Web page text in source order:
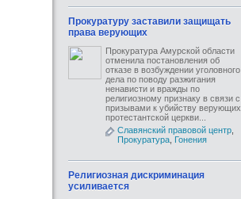
Прокуратуру заставили защищать
права верующих
Прокуратура Амурской области
отменила постановления об
отказе в возбуждении уголовного
дела по поводу разжигания
ненависти и вражды по
религиозному признаку в связи с
призывами к убийству верующих
протестантской церкви...
Славянский правовой центр
Прокуратура Гонения
Религиозная дискриминация
усиливается